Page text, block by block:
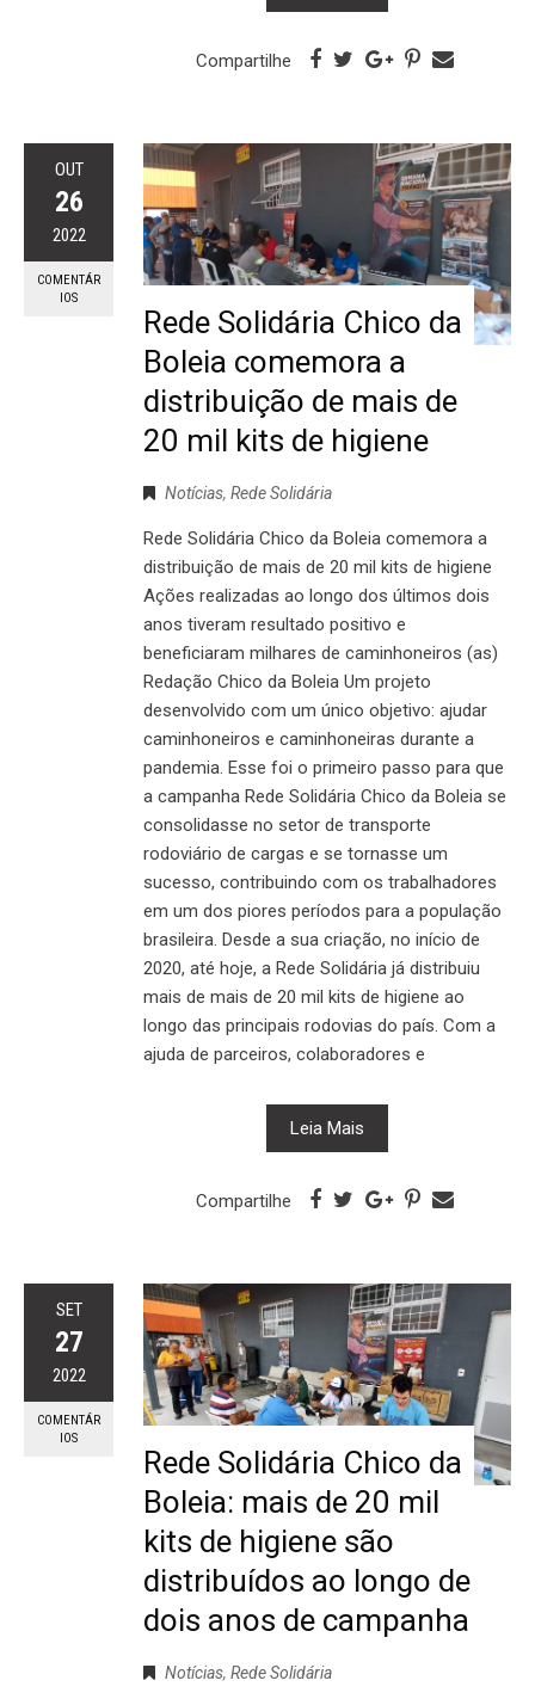
Compartilhe
OUT
26
2022
COMENTÁR
IOS
Rede Solidária Chico da
Boleia comemora a
distribuição de mais de
20 mil kits de higiene
Notícias, Rede Solidária
Rede Solidária Chico da Boleia comemora a
distribuição de mais de 20 mil kits de higiene
Ações realizadas ao longo dos últimos dois
anos tiveram resultado positivo e
beneficiaram milhares de caminhoneiros (as)
Redação Chico da Boleia Um projeto
desenvolvido com um único objetivo: ajudar
caminhoneiros e caminhoneiras durante a
pandemia. Esse foi o primeiro passo para que
a campanha Rede Solidária Chico da Boleia se
consolidasse no setor de transporte
rodoviário de cargas e se tornasse um
sucesso, contribuindo com os trabalhadores
em um dos piores períodos para a população
brasileira. Desde a sua criação, no início de
2020, até hoje, a Rede Solidária já distribuiu
mais de mais de 20 mil kits de higiene ao
longo das principais rodovias do país. Com a
ajuda de parceiros, colaboradores e
Leia Mais
Compartilhe
SET
27
2022
COMENTÁR
IOS
Rede Solidária Chico da
Boleia: mais de 20 mil
kits de higiene são
distribuídos ao longo de
dois anos de campanha
Notícias, Rede Solidária